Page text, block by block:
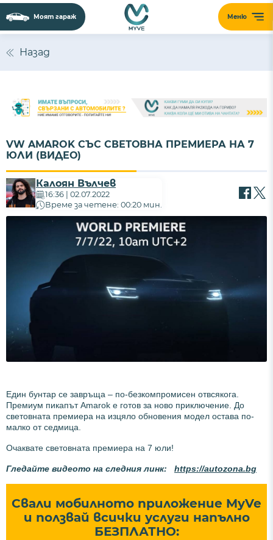
Меню
Моят гараж
Назад
VW AMAROK СЪС СВЕТОВНА ПРЕМИЕРА НА 7
ЮЛИ (ВИДЕО)
Калоян Вълчев
16:36 | 02.07.2022
Време за четене: 00:20 мин.
Един бунтар се завръща – по-безкомпромисен отвсякога.
Премиум пикапът Amarok е готов за ново приключение. До
световната премиера на изцяло обновения модел остава по-
малко от седмица.
Очаквате световната премиера на 7 юли!
Гледайте видеото на следния линк: https://autozona.bg
Свали мобилното приложение MyVe
и ползвай всички услуги напълно
БЕЗПЛАТНО: